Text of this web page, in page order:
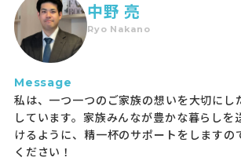
中野 亮
Ryo Nakano
Message
私は、一つ一つのご家族の想いを大切にし
しています。家族みんなが豊かな暮らしを
けるように、精一杯のサポートをしますの
ください！